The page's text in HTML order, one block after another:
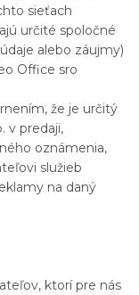
sieťach
určité spoločné
alebo záujmy)
Office sro
že je určitý
v predaji,
oznámenia,
služieb
na daný
ktorí pre nás